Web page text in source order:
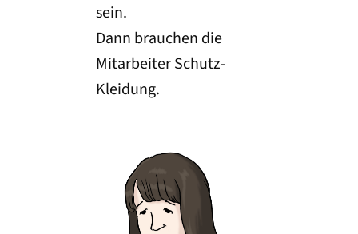
sein.
Dann brauchen die
Mitarbeiter Schutz-
Kleidung.